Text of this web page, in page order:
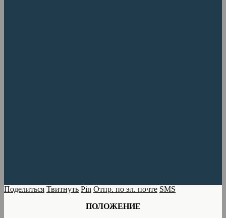
Поделиться Твитнуть Pin Отпр. по эл. почте SMS
ПОЛОЖЕНИЕ